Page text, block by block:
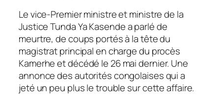
Le vice-Premier ministre et ministre de la
JusticeTunda Ya Kasendea parlé de
meurtre, de coups portés à la tête du
magistrat principal en charge du procès
Kamerhe et décédé le 26 mai dernier. Une
annonce des autorités congolaises qui a
jeté un peu plus le trouble sur cette affaire.